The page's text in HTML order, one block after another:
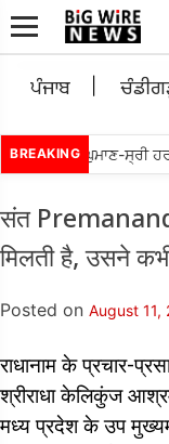
ਪੰਜਾਬ
BREAKINGਵਲੋ ਘੁਮਾਣ-ਸ੍ਰੀ
संत
मिलती है, उसने
Posted on August 11,
राधानाम के प्रचार-
श्रीराधा केलिकुंज
मध्य प्रदेश के उप